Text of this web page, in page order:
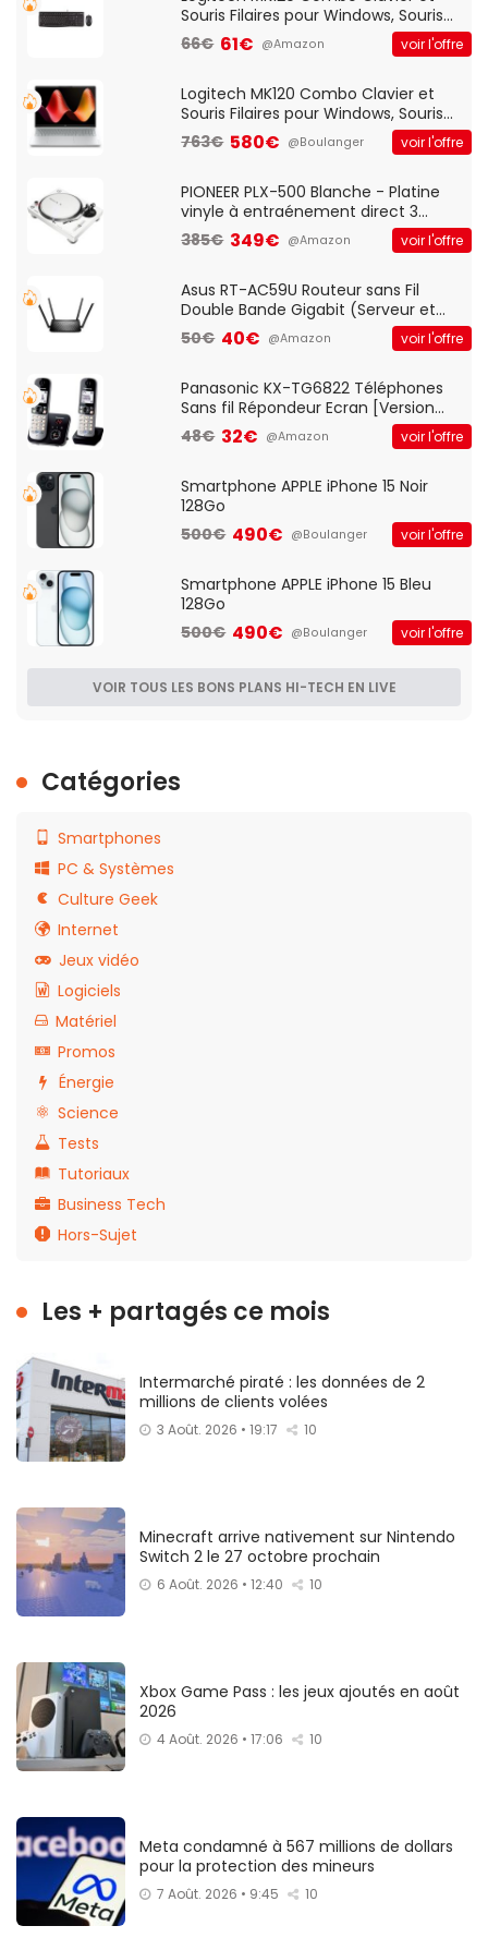
Souris Filaires pour Windows, Souris
Optique Filaire, Connexion USB Plug
And Play, Confortable, Taille
QWERTY UK - Noir
66€ 61€ @Amazon voir l'offre
Logitech MK120 Combo Clavier et
Souris Filaires pour Windows, Souris
Optique Filaire, Connexion USB Plug
And Play, Confortable, Taille
QWERTY UK - Noir
763€ 580€ @Boulanger voir l'offre
PIONEER PLX-500 Blanche - Platine
vinyle à entraénement direct 3
vitesses (33-45-78 trs/min) avec
pre-ampli intégré et port USB
385€ 349€ @Amazon voir l'offre
Asus RT-AC59U Routeur sans Fil
Double Bande Gigabit (Serveur et
Client VPN, Triple Vlan, Mode Point
d'accès et Bridge, contrôle Parental,
50€ 40€ @Amazon voir l'offre
Panasonic KX-TG6822 Téléphones
Sans fil Répondeur Ecran [Version
Française]
48€ 32€ @Amazon voir l'offre
Smartphone APPLE iPhone 15 Noir
128Go
500€ 490€ @Boulanger voir l'offre
Smartphone APPLE iPhone 15 Bleu
128Go
500€ 490€ @Boulanger voir l'offre
VOIR TOUS LES BONS PLANS HI-TECH EN LIVE
Catégories
Smartphones
PC & Systèmes
Culture Geek
Internet
Jeux vidéo
Logiciels
Matériel
Promos
Énergie
Science
Tests
Tutoriaux
Business Tech
Hors-Sujet
Les + partagés ce mois
Intermarché piraté : les données de 2
millions de clients volées
3 Août. 2026 • 19:17 10
Minecraft arrive nativement sur Nintendo
Switch 2 le 27 octobre prochain
6 Août. 2026 • 12:40 10
Xbox Game Pass : les jeux ajoutés en août
2026
4 Août. 2026 • 17:06 10
Meta condamné à 567 millions de dollars
pour la protection des mineurs
7 Août. 2026 • 9:45 10